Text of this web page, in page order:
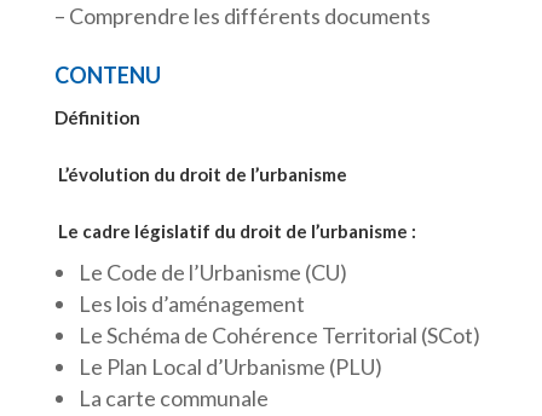
– Comprendre les différents documents
CONTENU
Définition
L’évolution du droit de l’urbanisme
Le cadre législatif du droit de l’urbanisme :
Le Code de l’Urbanisme (CU)
Les lois d’aménagement
Le Schéma de Cohérence Territorial (SCot)
Le Plan Local d’Urbanisme (PLU)
La carte communale